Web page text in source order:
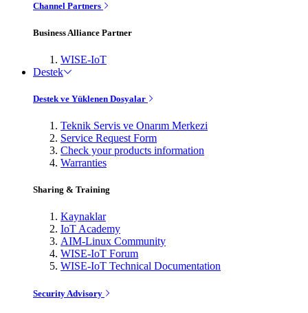
Channel Partners
Business Alliance Partner
WISE-IoT
Destek
Destek ve Yüklenen Dosyalar
Teknik Servis ve Onarım Merkezi
Service Request Form
Check your products information
Warranties
Sharing & Training
Kaynaklar
IoT Academy
AIM-Linux Community
WISE-IoT Forum
WISE-IoT Technical Documentation
Security Advisory